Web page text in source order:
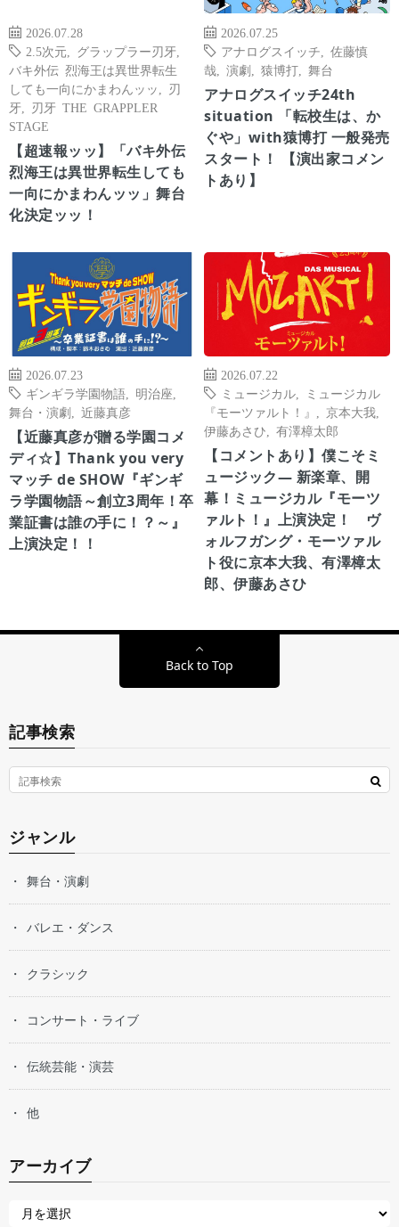
2026.07.28
2.5次元
グラップラー刃牙
バキ外伝 烈海王は異世界転生
しても一向にかまわんッッ
刃
牙
刃牙 THE GRAPPLER
STAGE
【超速報ッッ】「バキ外伝
烈海王は異世界転生しても
一向にかまわんッッ」舞台
化決定ッッ！
2026.07.25
アナログスイッチ
佐藤慎
哉
演劇 猿博打 舞台
アナログスイッチ24th
situation 「転校生は、か
ぐや」with猿博打 一般発売
スタート！ 【演出家コメン
トあり】
2026.07.23
ギンギラ学園物語
明治座
舞台・演劇
近藤真彦
【近藤真彦が贈る学園コメ
ディ☆】Thank you very
マッチ de SHOW『ギンギ
ラ学園物語～創立3周年！卒
業証書は誰の手に！？～』
上演決定！！
2026.07.22
ミュージカル
ミュージカル
『モーツァルト！』
京本大我
伊藤あさひ
有澤樟太郎
【コメントあり】僕こそミ
ュージック― 新楽章、開
幕！ミュージカル『モーツ
ァルト！』上演決定！ ヴ
ォルフガング・モーツァル
ト役に京本大我、有澤樟太
郎、伊藤あさひ
Back to Top
記事検索
ジャンル
舞台・演劇
バレエ・ダンス
クラシック
コンサート・ライブ
伝統芸能・演芸
他
アーカイブ